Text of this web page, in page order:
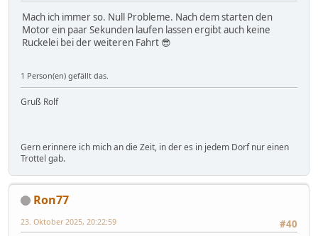
Mach ich immer so. Null Probleme. Nach dem starten den
Motor ein paar Sekunden laufen lassen ergibt auch keine
Ruckelei bei der weiteren Fahrt 😎
1 Person(en) gefällt das.
Gruß Rolf
Gern erinnere ich mich an die Zeit, in der es in jedem Dorf nur einen
Trottel gab.
Ron77
#40
23. Oktober 2025, 20:22:59